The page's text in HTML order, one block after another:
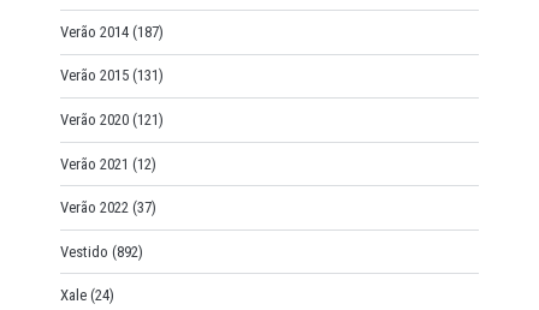
Verão 2014 (187)
Verão 2015 (131)
Verão 2020 (121)
Verão 2021 (12)
Verão 2022 (37)
Vestido (892)
Xale (24)